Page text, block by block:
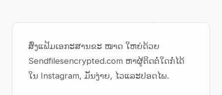
ສົ່ງແຟ້ມເອກະສານຂະ ໜາດ ໃຫຍ່ດ້ວຍ
Sendfilesencrypted.com ຫາຜູ້ຕິດຕໍ່ໃດກໍ່ໄດ້
ໃນ Instagram, ມັນງ່າຍ, ໄວແລະປອດໄພ.